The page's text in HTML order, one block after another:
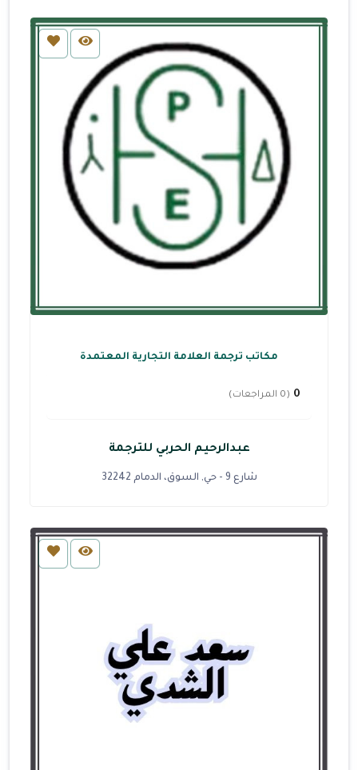
مكاتب ترجمة العلامة التجارية المعتمدة
0 (0 المراجعات)
عبدالرحيم الحربي للترجمة
شارع 9 - حي, السوق، الدمام 32242